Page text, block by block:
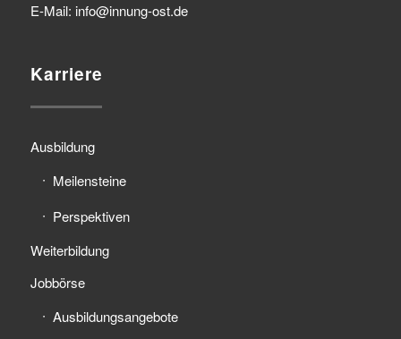
E-Mail: info@innung-ost.de
Karriere
Ausbildung
Meilensteine
Perspektiven
Weiterbildung
Jobbörse
Ausbildungsangebote